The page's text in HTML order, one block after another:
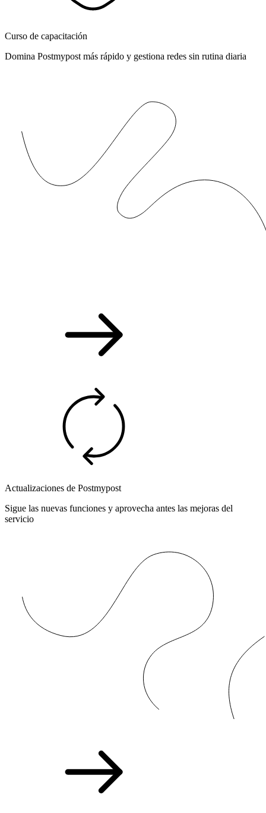
Curso de capacitación
Domina Postmypost más rápido y gestiona redes sin rutina diaria
Actualizaciones de Postmypost
Sigue las nuevas funciones y aprovecha antes las mejoras del
servicio